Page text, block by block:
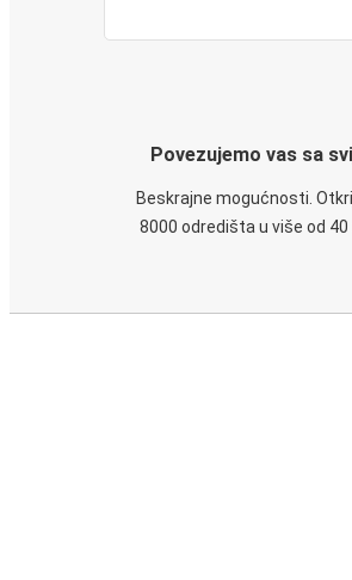
Povezujemo vas sa
Beskrajne mogućnosti.
8000 odredišta u više od 40